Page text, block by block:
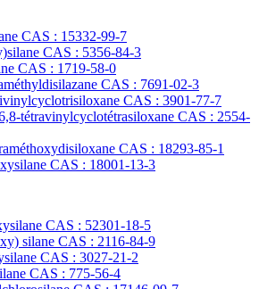
CAS : 15332-99-7
CAS : 5356-84-3
CAS : 1719-58-0
CAS : 7691-02-3
CAS : 3901-77-7
tétravinylcyclotétrasiloxane CAS : 2554-
CAS : 18293-85-1
CAS : 18001-13-3
CAS : 52301-18-5
silane CAS : 2116-84-9
CAS : 3027-21-2
CAS : 775-56-4